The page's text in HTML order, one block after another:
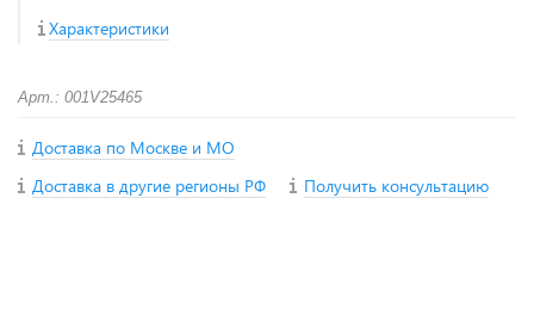
Характеристики
Арт.: 001V25465
Доставка по Москве и МО
Доставка в другие регионы РФ
Получить консультацию